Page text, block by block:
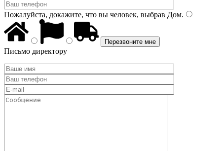
Пожалуйста, докажите, что вы человек, выбрав Дом.
Письмо директору